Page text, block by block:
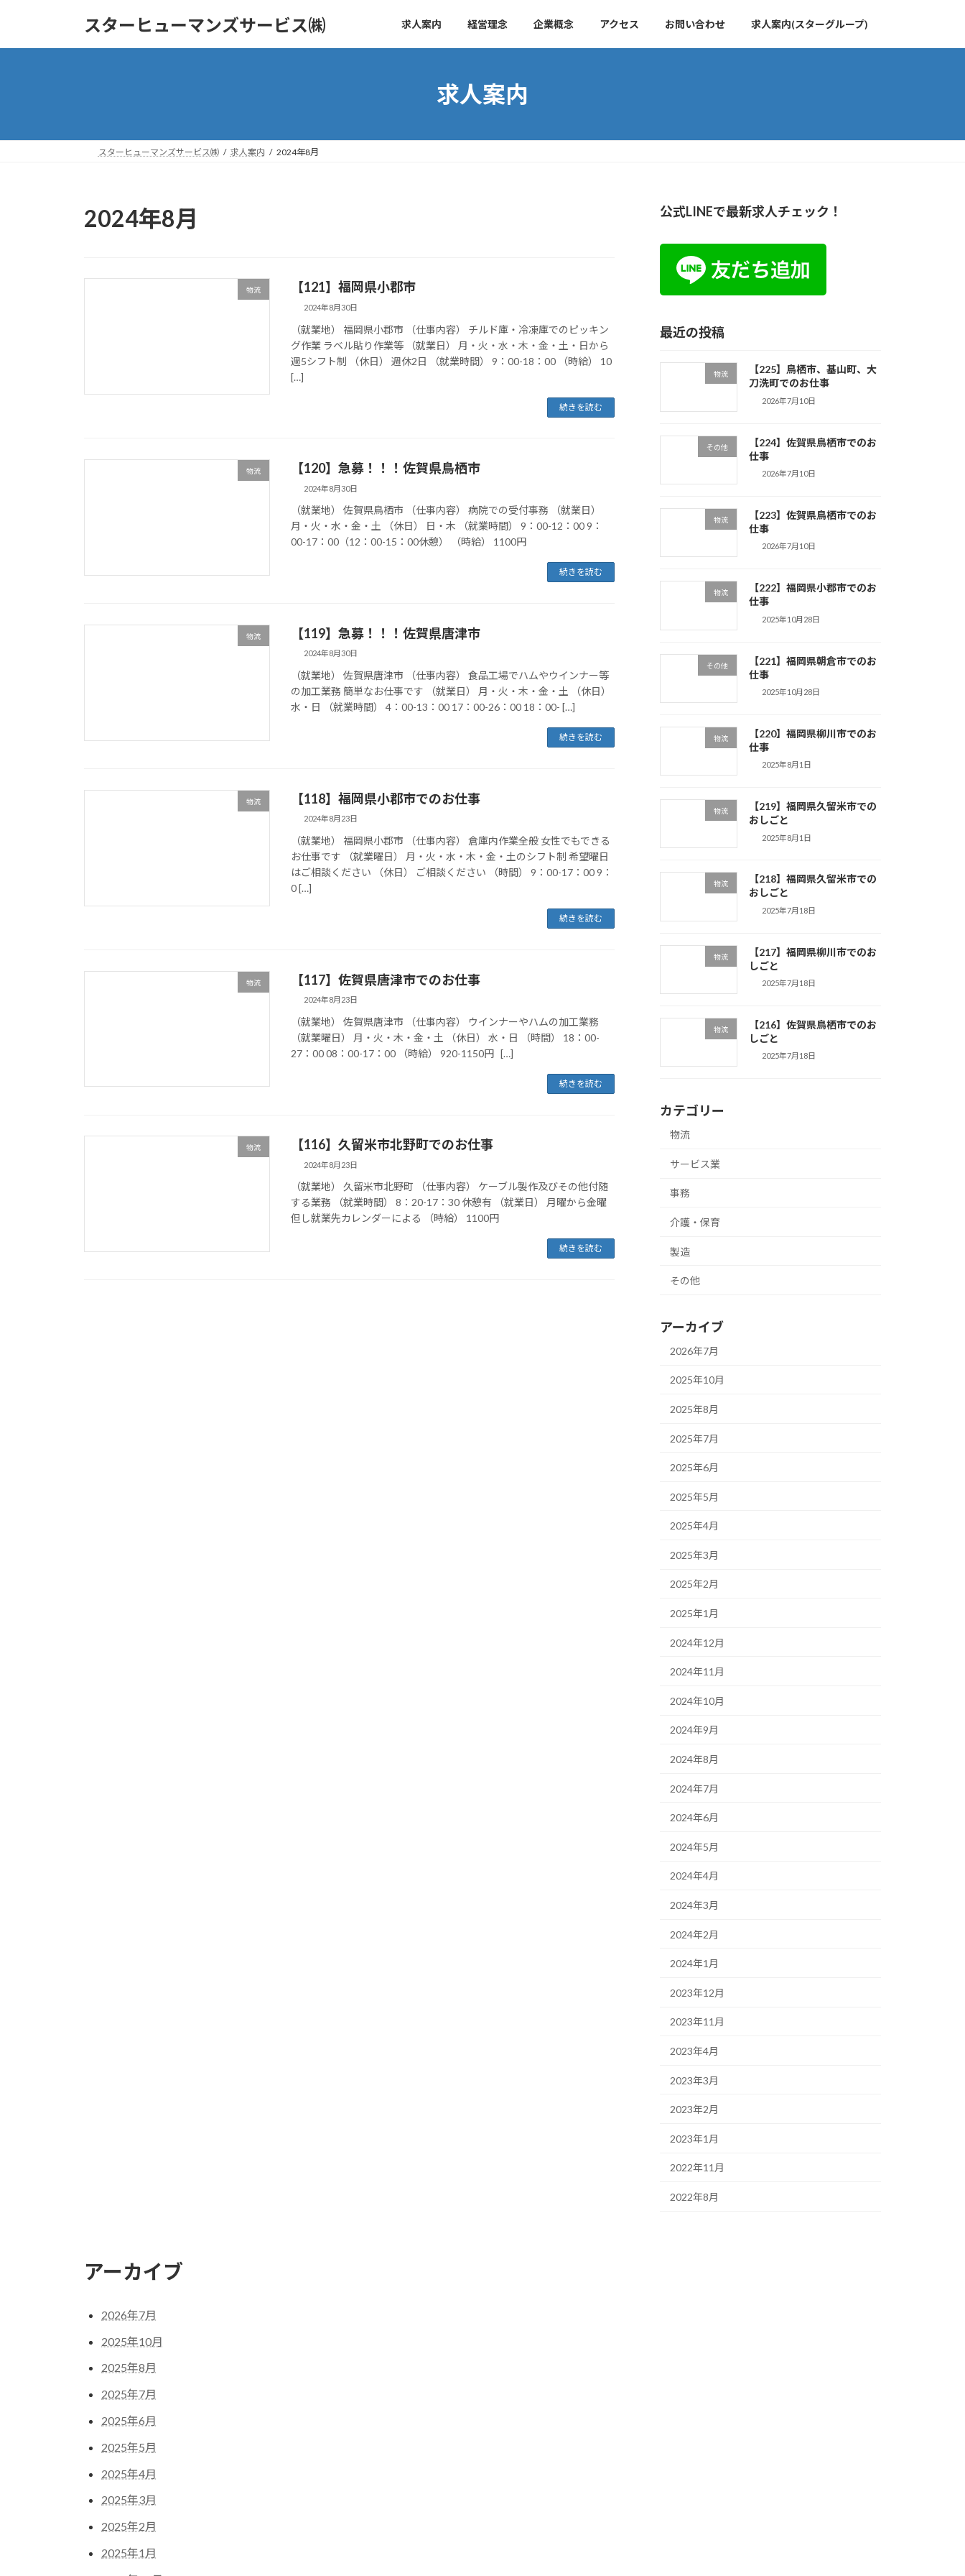
スターヒューマンズサービス㈱ 求人案内 経営理念 企業概念 アクセス お問い合わせ 求人案内(スターグループ)
求人案内
スターヒューマンズサービス㈱ 求人案内 2024年8月
2024年8月
物流 【121】福岡県小郡市
2024年8月30日
（就業地） 福岡県小郡市 （仕事内容） チルド庫・冷凍庫でのピッキン
グ作業 ラベル貼り作業等 （就業日） 月・火・水・木・金・土・日から
週5シフト制 （休日） 週休2日 （就業時間） 9：00-18：00 （時給） 10
[…]
続きを読む
物流 【120】急募！！！佐賀県鳥栖市
2024年8月30日
（就業地） 佐賀県鳥栖市 （仕事内容） 病院での受付事務 （就業日）
月・火・水・金・土 （休日） 日・木 （就業時間） 9：00-12：00 9：
00-17：00（12：00-15：00休憩） （時給） 1100円
続きを読む
物流 【119】急募！！！佐賀県唐津市
2024年8月30日
（就業地） 佐賀県唐津市 （仕事内容） 食品工場でハムやウインナー等
の加工業務 簡単なお仕事です （就業日） 月・火・木・金・土 （休日）
水・日 （就業時間） 4：00-13：00 17：00-26：00 18：00- […]
続きを読む
物流 【118】福岡県小郡市でのお仕事
2024年8月23日
（就業地） 福岡県小郡市 （仕事内容） 倉庫内作業全般 女性でもできる
お仕事です （就業曜日） 月・火・水・木・金・土のシフト制 希望曜日
はご相談ください （休日） ご相談ください （時間） 9：00-17：00 9：
0 […]
続きを読む
物流 【117】佐賀県唐津市でのお仕事
2024年8月23日
（就業地） 佐賀県唐津市 （仕事内容） ウインナーやハムの加工業務
（就業曜日） 月・火・木・金・土 （休日） 水・日 （時間） 18：00-
27：00 08：00-17：00 （時給） 920-1150円 […]
続きを読む
物流 【116】久留米市北野町でのお仕事
2024年8月23日
（就業地） 久留米市北野町 （仕事内容） ケーブル製作及びその他付随
する業務 （就業時間） 8：20-17：30 休憩有 （就業日） 月曜から金曜
但し就業先カレンダーによる （時給） 1100円
続きを読む
公式LINEで最新求人チェック！
最近の投稿
物流
【225】鳥栖市、基山町、大
刀洗町でのお仕事
2026年7月10日
その他
【224】佐賀県鳥栖市でのお
仕事
2026年7月10日
物流
【223】佐賀県鳥栖市でのお
仕事
2026年7月10日
物流
【222】福岡県小郡市でのお
仕事
2025年10月28日
その他
【221】福岡県朝倉市でのお
仕事
2025年10月28日
物流
【220】福岡県柳川市でのお
仕事
2025年8月1日
物流
【219】福岡県久留米市での
おしごと
2025年8月1日
物流
【218】福岡県久留米市での
おしごと
2025年7月18日
物流
【217】福岡県柳川市でのお
しごと
2025年7月18日
物流
【216】佐賀県鳥栖市でのお
しごと
2025年7月18日
カテゴリー
物流
サービス業
事務
介護・保育
製造
その他
アーカイブ
2026年7月
2025年10月
2025年8月
2025年7月
2025年6月
2025年5月
2025年4月
2025年3月
2025年2月
2025年1月
2024年12月
2024年11月
2024年10月
2024年9月
2024年8月
2024年7月
2024年6月
2024年5月
2024年4月
2024年3月
2024年2月
2024年1月
2023年12月
2023年11月
2023年4月
2023年3月
2023年2月
2023年1月
2022年11月
2022年8月
アーカイブ
2026年7月
2025年10月
2025年8月
2025年7月
2025年6月
2025年5月
2025年4月
2025年3月
2025年2月
2025年1月